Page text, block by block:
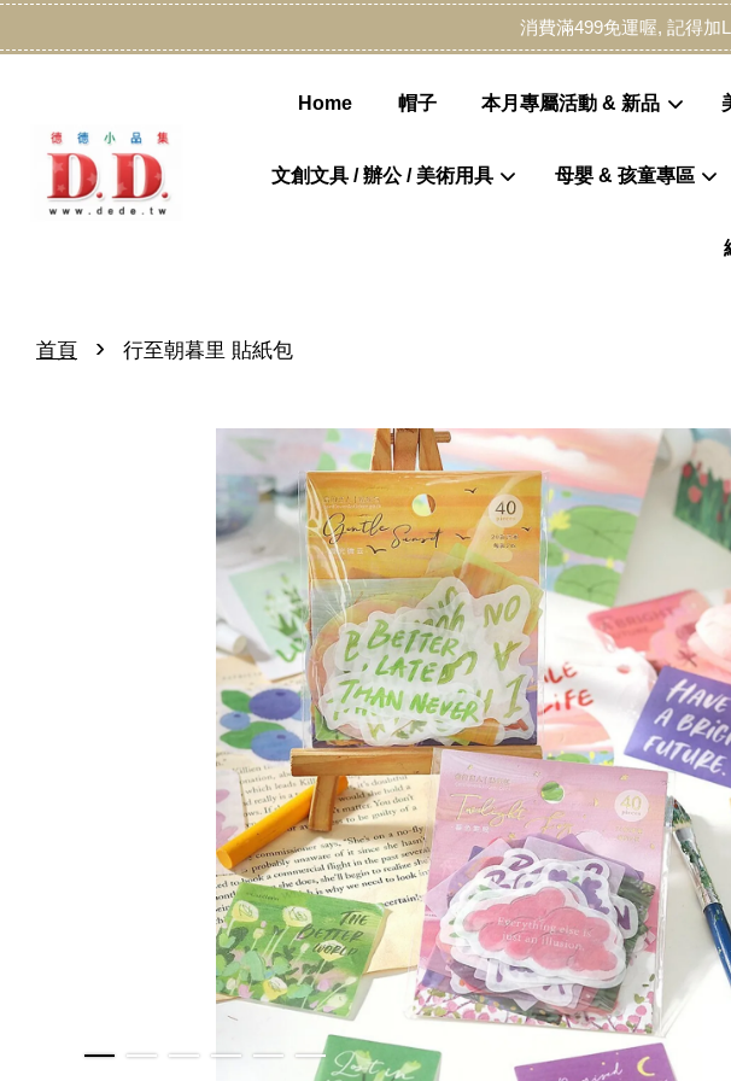
消費滿499免運喔, 記得加
Home 帽子 本月專屬活動 & 新品
文創文具 / 辦公 / 美術用具 母嬰 & 孩童專區
首頁 › 行至朝暮里 貼紙包